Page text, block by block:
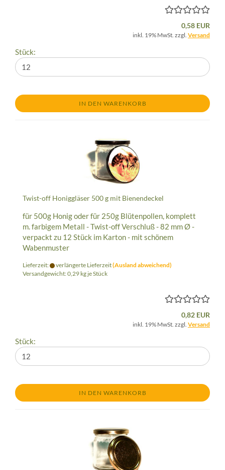
0,58 EUR
inkl. 19% MwSt. zzgl. Versand
Stück:
IN DEN WARENKORB
Twist-off Honiggläser 500 g mit Bienendeckel
für 500g Honig oder für 250g Blütenpollen, komplett
m. farbigem Metall - Twist-off Verschluß - 82 mm Ø -
verpackt zu 12 Stück im Karton - mit schönem
Wabenmuster
Lieferzeit: verlängerte Lieferzeit(Ausland abweichend)
Versandgewicht:0,29 kg je Stück
0,82 EUR
inkl. 19% MwSt. zzgl. Versand
Stück:
IN DEN WARENKORB